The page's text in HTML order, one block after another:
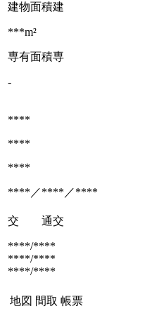
建物面積建
***m²
専有面積専
-
****
****
****
****／****／****
交 通交
****/****
****/****
****/****
地図 間取 帳票